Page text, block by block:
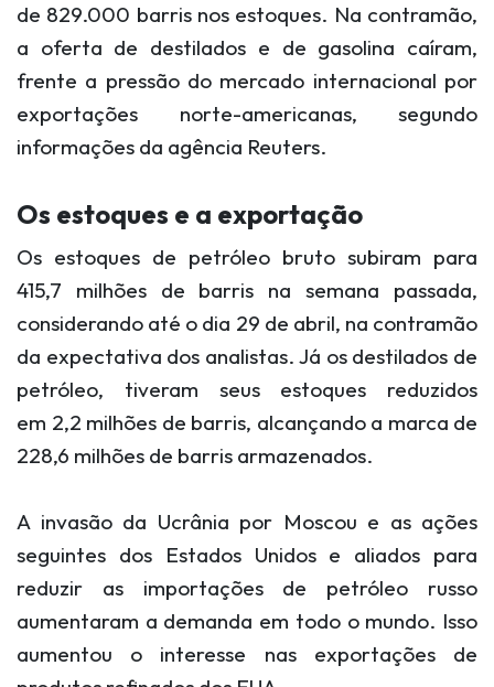
de 829.000 barris nos estoques. Na contramão,
a oferta de destilados e de gasolina caíram,
frente a pressão do mercado internacional por
exportações norte-americanas, segundo
informações da agência Reuters.
Os estoques e a exportação
Os estoques de petróleo bruto subiram para
415,7 milhões de barris na semana passada,
considerando até o dia 29 de abril, na contramão
da expectativa dos analistas. Já os destilados de
petróleo, tiveram seus estoques reduzidos
em 2,2 milhões de barris, alcançando a marca de
228,6 milhões de barris armazenados.
A invasão da Ucrânia por Moscou e as ações
seguintes dos Estados Unidos e aliados para
reduzir as importações de petróleo russo
aumentaram a demanda em todo o mundo. Isso
aumentou o interesse nas exportações de